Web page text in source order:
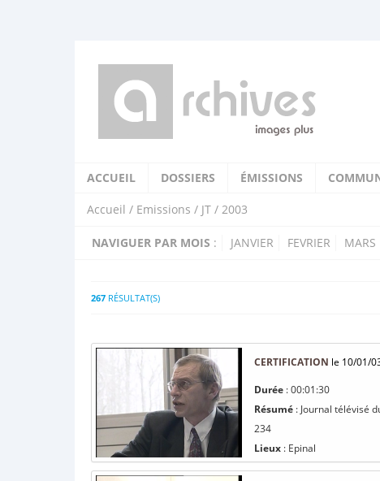
ACCUEIL DOSSIERS ÉMISSIONS
Accueil / Emissions / JT / 2003
NAVIGUER PAR MOIS : JANVIER FEVRIER MARS
267 RÉSULTAT(S)
CERTIFICATION le 10/01/
Durée : 00:01:30
Résumé : Journal télévisé
234
Lieux : Epinal